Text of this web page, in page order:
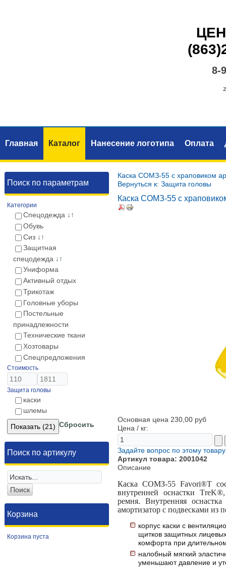
8-
Главная Каталог Нанесение логотипа Оплата
Поиск по параметрам
Категории
Спецодежда ↓↑
Обувь
Сиз ↓↑
Защитная
спецодежда ↓↑
Униформа
Активный отдых
Трикотаж
Головные уборы
Постельные
принадлежности
Технические ткани
Хозтовары
Спецпредложения
Стоимость
Защита головы
каски
шлемы
Сбросить
Поиск по артикулу
Корзина
Корзина пуста
Каска СОМЗ-55 с храповиком
Вернуться к: Защита головы
Каска СОМЗ-55 с
Основная цена 230,00 руб
Цена / кг:
Задайте вопрос по этому товару
Артикул товара: 2001042
Описание
Каска СОМЗ-55 Favori®T
внутренней оснастки
ремня. Внутренняя
амортизатор с подвесками из
корпус каски с
щитков защитных
комфорта при
налобный мягкий
уменьшают давление и